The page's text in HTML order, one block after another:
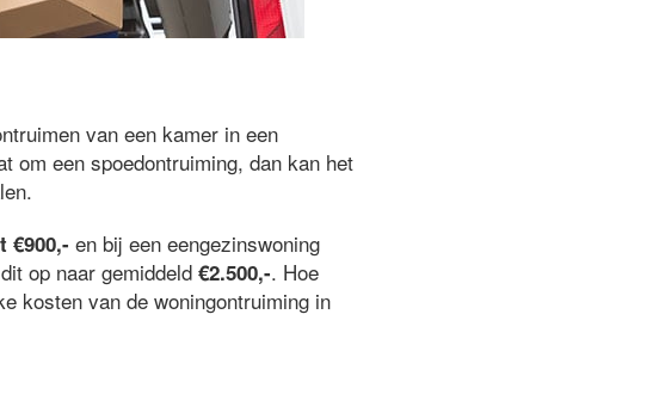
van een kamer in een
om een spoedontruiming, dan kan het
€900,- en bij een eengezinswoning
op naar gemiddeld €2.500,-. Hoe
kosten van de woningontruiming in